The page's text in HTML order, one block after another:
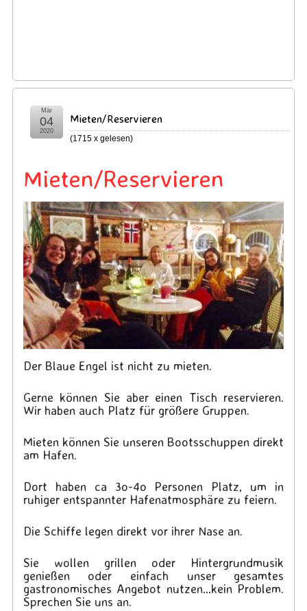
Mieten/Reservieren
(1715 x gelesen)
Mär
04
2020
Mieten/Reservieren
Der Blaue Engel ist nicht zu mieten.
Gerne können Sie aber einen Tisch reservieren.
Wir haben auch Platz für größere Gruppen.
Mieten können Sie unseren Bootsschuppen direkt
am Hafen.
Dort haben ca 3o-4o Personen Platz, um in
ruhiger entspannter Hafenatmosphäre zu feiern.
Die Schiffe legen direkt vor ihrer Nase an.
Sie wollen grillen oder Hintergrundmusik
genießen oder einfach unser gesamtes
gastronomisches Angebot nutzen…kein Problem.
Sprechen Sie uns an.